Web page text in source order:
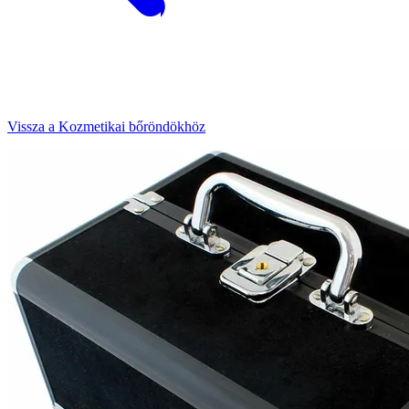
Vissza a Kozmetikai bőröndökhöz